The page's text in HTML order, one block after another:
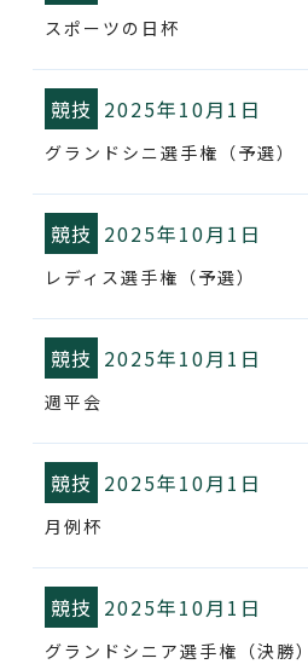
スポーツの日杯
競技 2025年10月1日
グランドシニ選手権（予選）
競技 2025年10月1日
レディス選手権（予選）
競技 2025年10月1日
週平会
競技 2025年10月1日
月例杯
競技 2025年10月1日
グランドシニア選手権（決勝）